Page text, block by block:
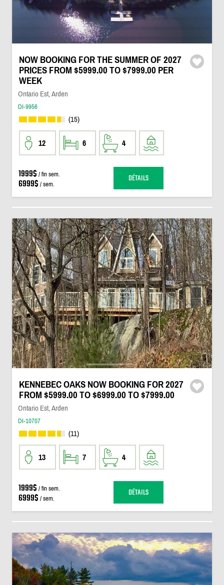
NOW BOOKING FOR THE SUMMER OF 2027
PRICES FROM $5999.00 TO $7999.00 PER
WEEK
Ontario Est, Arden
DI-9956
(15)
12 6 4
1999$ / fin sem.
6999$ / sem. DÉTAILS
KENNEBEC OAKS NOW BOOKING FOR 2027
FROM $5999.00 TO $6999.00 TO $7999.00
Ontario Est, Arden
DI-10707
(11)
13 7 4
1999$ / fin sem.
6999$ / sem. DÉTAILS